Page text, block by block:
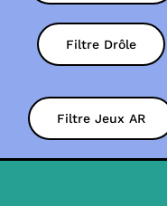
Filtre Drôle
Filtre Jeux AR